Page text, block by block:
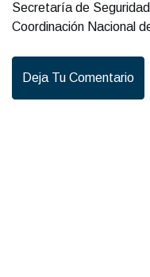
Secretaría de
Coordinación Nacional
Deja Tu Comentario